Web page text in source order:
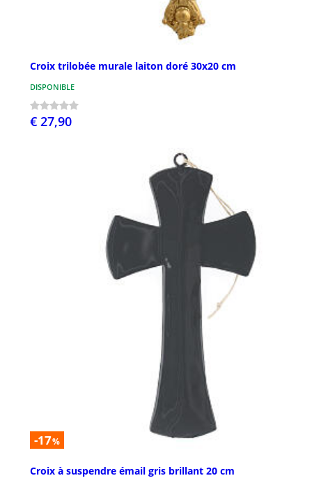
Croix trilobée murale laiton doré 30x20 cm
DISPONIBLE
€ 27,90
-17%
Croix à suspendre émail gris brillant 20 cm